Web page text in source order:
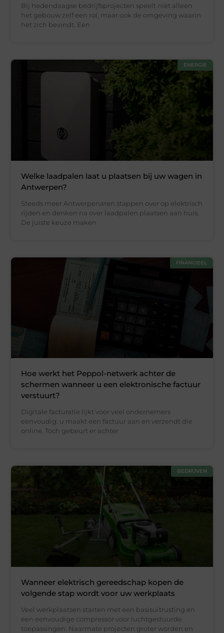
Bij hedendaagse bedrijfsprojecten speelt niet alleen
het gebouw zelf een rol, maar ook de omgeving waarin
het zich bevindt. Een
ENERGIE
Welke laadpalen laat u plaatsen bij uw wagen in
Antwerpen?
Steeds meer Antwerpenaren stappen over op elektrisch
rijden en denken na over laadpalen plaatsen aan huis.
De juiste keuze maken
FINANCIEEL
Hoe werkt het Peppol-netwerk achter de
schermen wanneer u een elektronische factuur
verstuurt?
Digitale facturatie lijkt voor veel ondernemers
eenvoudig: u maakt een factuur aan en verzendt die
online. Toch gebeurt er achter
BEDRIJVEN
Wanneer elektrisch gereedschap kopen de
volgende stap wordt voor uw werkplaats
Veel werkplaatsen starten met een basisuitrusting en
een eenvoudige compressor voor luchtgestuurde
toepassingen. Naarmate projecten groter worden en